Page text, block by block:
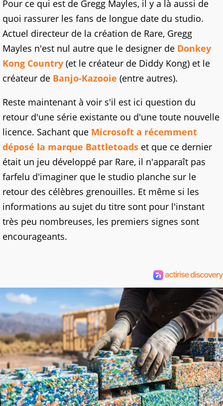
Pour ce qui est de Gregg Mayles, il y a là aussi de
quoi rassurer les fans de longue date du studio.
Actuel directeur de la création de Rare, Gregg
Mayles n'est nul autre que le designer de Donkey
Kong Country (et le créateur de Diddy Kong) et le
créateur de Banjo-Kazooie (entre autres).
Reste maintenant à voir s'il est ici question du
retour d'une série existante ou d'une toute nouvelle
licence. Sachant que Microsoft a récemment
déposé la marque Battletoads et que ce dernier
était un jeu développé par Rare, il n'apparaît pas
farfelu d'imaginer que le studio planche sur le
retour des célèbres grenouilles. Et même si les
informations au sujet du titre sont pour l'instant
très peu nombreuses, les premiers signes sont
encourageants.